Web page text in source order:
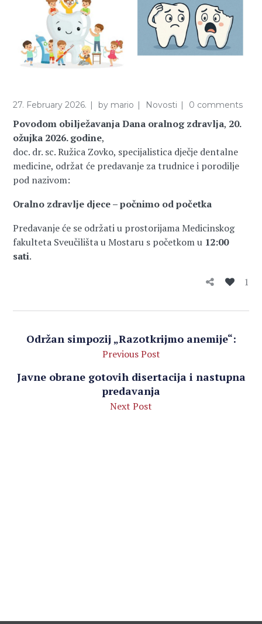
27. February 2026. by mario Novosti 0 comments
Povodom obilježavanja Dana oralnog zdravlja, 20.
ožujka 2026. godine,
doc. dr. sc. Ružica Zovko, specijalistica dječje dentalne
medicine, održat će predavanje za trudnice i porodilje
pod nazivom:
Oralno zdravlje djece – počnimo od početka
Predavanje će se održati u prostorijama Medicinskog
fakulteta Sveučilišta u Mostaru s početkom u 12:00
sati.
1
Održan simpozij „Razotkrijmo anemije“:
Previous Post
Javne obrane gotovih disertacija i nastupna
predavanja
Next Post